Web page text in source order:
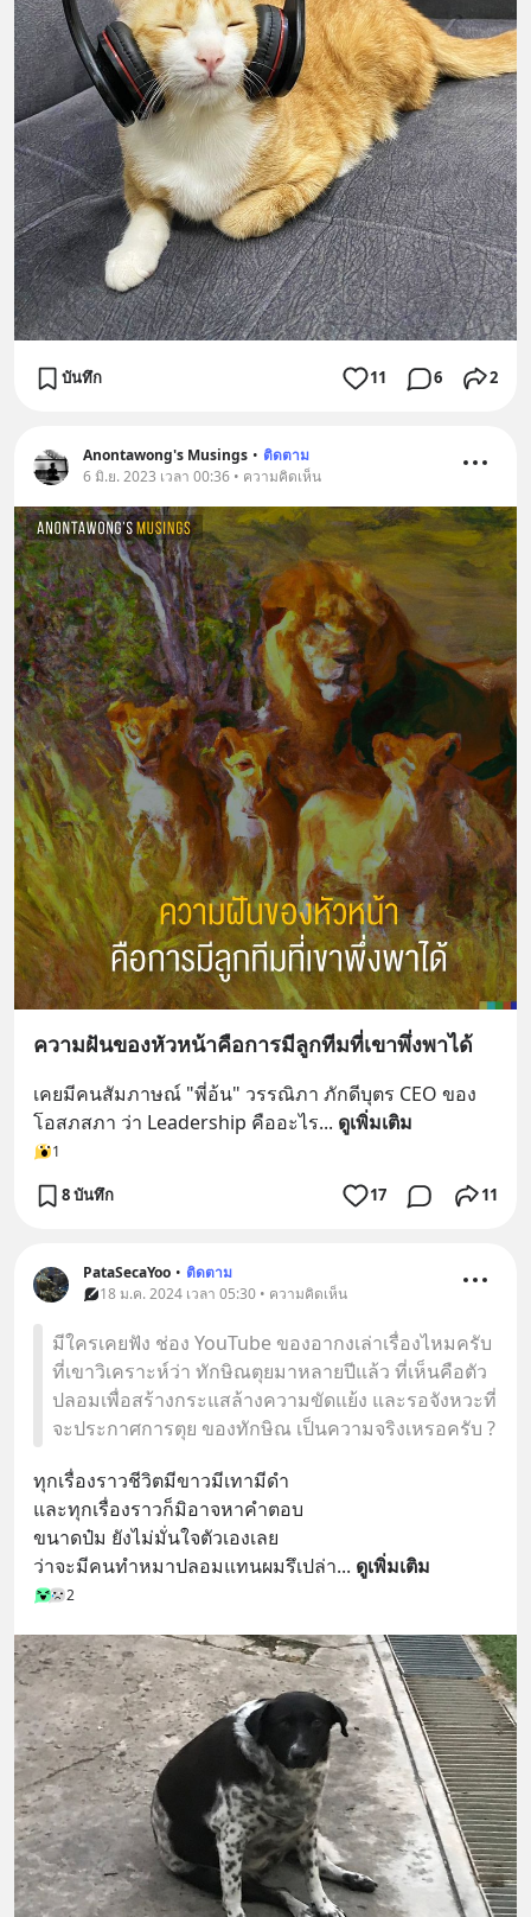
บันทึก 11 6 2
Anontawong's Musings • ติดตาม
6 มิ.ย. 2023 เวลา 00:36 • ความคิดเห็น
ความฝันของหัวหน้าคือการมีลูกทีมที่เขาพึ่งพาได้
เคยมีคนสัมภาษณ์ "พี่อ้น" วรรณิภา ภักดีบุตร CEO ของ
โอสภสภา ว่า Leadership คืออะไร... ดูเพิ่มเติม
1
8 บันทึก 17 11
PataSecaYoo • ติดตาม
18 ม.ค. 2024 เวลา 05:30 • ความคิดเห็น
มีใครเคยฟัง ช่อง YouTube ของอากงเล่าเรื่องไหมครับ
ที่เขาวิเคราะห์ว่า ทักษิณตุยมาหลายปีแล้ว ที่เห็นคือตัว
ปลอมเพื่อสร้างกระแสล้างความขัดแย้ง และรอจังหวะที่
จะประกาศการตุย ของทักษิณ เป็นความจริงเหรอครับ ?
ทุกเรื่องราวชีวิตมีขาวมีเทามีดำ
และทุกเรื่องราวก็มิอาจหาคำตอบ
ขนาดป๋ม ยังไม่มั่นใจตัวเองเลย
ว่าจะมีคนทำหมาปลอมแทนผมรึเปล่า... ดูเพิ่มเติม
2